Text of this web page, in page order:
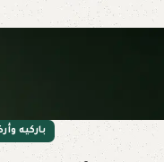
باركيه